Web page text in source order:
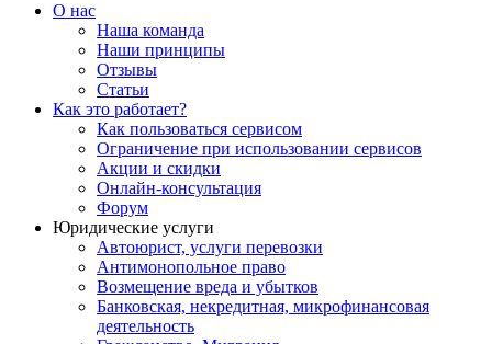
О нас
Наша команда
Наши принципы
Отзывы
Статьи
Как это работает?
Как пользоваться сервисом
Ограничение при использовании сервисов
Акции и скидки
Онлайн-консультация
Форум
Юридические услуги
Автоюрист, услуги перевозки
Антимонопольное право
Возмещение вреда и убытков
Банковская, некредитная, микрофинансовая
деятельность